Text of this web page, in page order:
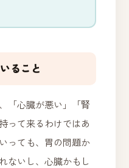
ること
「心臓が悪い」「腎
って来るわけではあ
っても、胃の問題か
ないし、心臓かもし